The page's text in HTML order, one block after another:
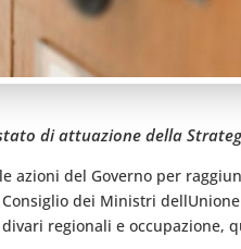
di attuazione della
le azioni del Governo per
dei Ministri
regionali e occupazione,